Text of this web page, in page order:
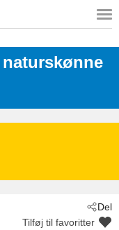
Del
Tilføj til favoritter